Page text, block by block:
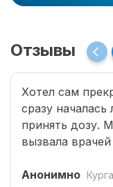
Отзывы
Хотел сам
сразу
принять дозу.
вызвала
что надо там
Анонимно